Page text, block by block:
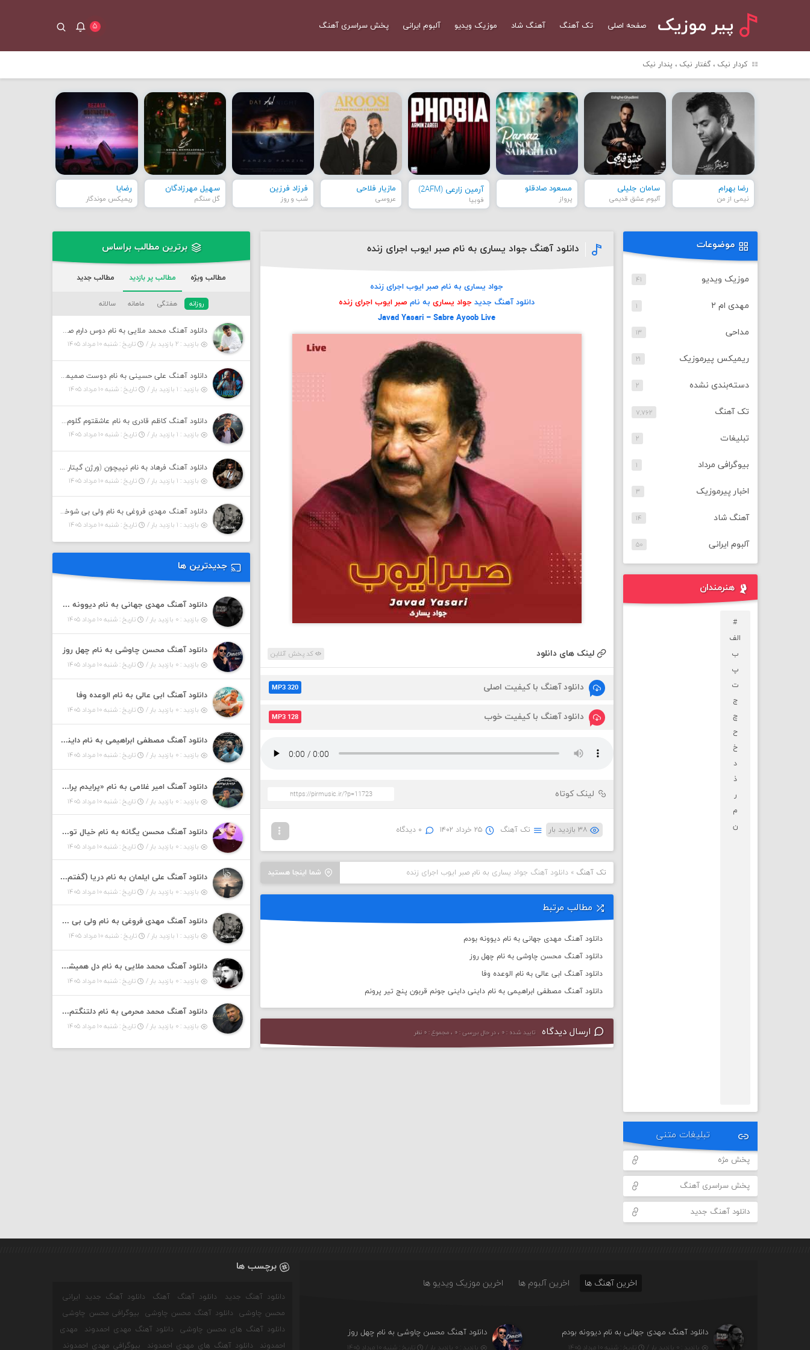
پیر موزیک صفحه اصلی تک آهنگ آهنگ شاد موزیک ویدیو آلبوم ایرانی پخش سراسری آهنگ ۵
کردار نیک ، گفتار نیک ، پندار نیک
رضا بهرام
نیمی از من
سامان جلیلی
آلبوم عشق قدیمی
مسعود صادقلو
پرواز
آرمین زارعی (2AFM)
فوبیا
مازیار فلاحی
عروسی
فرزاد فرزین
شب و روز
سهیل مهرزادگان
گل سنگم
رضایا
ریمیکس موندگار
دانلود آهنگ جواد یساری به نام صبر ایوب اجرای زنده
جواد یساری به نام صبر ایوب اجرای زنده
دانلود آهنگ جدیدجواد یساریبه نام صبر ایوب اجرای زنده
Javad Yasari – Sabre Ayoob Live
لینک های دانلود کد پخش آنلاین
دانلود آهنگ با کیفیت اصلی MP3 320
دانلود آهنگ با کیفیت خوب MP3 128
لینک کوتاه
۳۸ بازدید بار تک آهنگ ۲۵ خرداد ۱۴۰۲ ۰ دیدگاه
شما اینجا هستید تک آهنگ »دانلود آهنگ جواد یساری به نام صبر ایوب اجرای زنده
مطالب مرتبط
دانلود آهنگ مهدی جهانی به نام دیوونه بودم
دانلود آهنگ محسن چاوشی به نام چهل روز
دانلود آهنگ ابی عالی به نام الوعده وفا
دانلود آهنگ مصطفی ابراهیمی به نام داینی داینی جونم قربون پنج تیر پرونم
ارسال دیدگاه تایید شده : ۰ ، در حال بررسی : ۰ ، مجموع : ۰ نظر
موضوعات
موزیک ویدیو ۴۱
مهدی ام ۲ ۱
مداحی ۱۳
ریمیکس پیرموزیک ۲۱
دسته‌بندی نشده ۲
تک آهنگ ۷,۷۶۲
تبلیغات ۲
بیوگرافی مرداد ۱
اخبار پیرموزیک ۳
آهنگ شاد ۱۴
آلبوم ایرانی ۵۰
هنرمندان
#
الف
ب
پ
ت
ج
چ
ح
خ
د
ذ
ر
م
ن
تبلیغات متنی
پخش مژه
پخش سراسری آهنگ
دانلود آهنگ جدید
برترین مطالب براساس
مطالب ویژه مطالب پر بازدید مطالب جدید
روزانه هفتگی ماهانه سالانه
دانلود آهنگ محمد ملایی به نام دوس دارم صدات کنم توهم بگی جونم نیمه پنهونم
بازدید : ۲ بازدید بار /
تاریخ : شنبه ۱۰ مرداد ۱۴۰۵
دانلود آهنگ علی حسینی به نام دوست صمیمی لایو ورژن
بازدید : ۱ بازدید بار /
تاریخ : شنبه ۱۰ مرداد ۱۴۰۵
دانلود آهنگ کاظم قادری به نام عاشقتوم گلوم کفتر کاکلوم
بازدید : ۱ بازدید بار /
تاریخ : شنبه ۱۰ مرداد ۱۴۰۵
دانلود آهنگ فرهاد به نام نپیچون (ورژن گیتار هوش مصنوعی)
بازدید : ۱ بازدید بار /
تاریخ : شنبه ۱۰ مرداد ۱۴۰۵
دانلود آهنگ مهدی فروغی به نام ولی بی شوخی مراقب من باش
بازدید : ۱ بازدید بار /
تاریخ : شنبه ۱۰ مرداد ۱۴۰۵
جدیدترین ها
دانلود آهنگ مهدی جهانی به نام دیوونه بودم
بازدید : ۰ بازدید بار / تاریخ : شنبه ۱۰ مرداد ۱۴۰۵
دانلود آهنگ محسن چاوشی به نام چهل روز
بازدید : ۰ بازدید بار / تاریخ : شنبه ۱۰ مرداد ۱۴۰۵
دانلود آهنگ ابی عالی به نام الوعده وفا
بازدید : ۰ بازدید بار / تاریخ : شنبه ۱۰ مرداد ۱۴۰۵
دانلود آهنگ مصطفی ابراهیمی به نام داینی داینی جونم قربون پنج تیر پرونم
بازدید : ۰ بازدید بار / تاریخ : شنبه ۱۰ مرداد ۱۴۰۵
دانلود آهنگ امیر غلامی به نام «پرایدم پرایدم همش خرابه یار نیو کنارم دیگه پولی نداروم (ریمیکس اینستاگرام)»
بازدید : ۰ بازدید بار / تاریخ : شنبه ۱۰ مرداد ۱۴۰۵
دانلود آهنگ محسن یگانه به نام خیال تو (با خیال تو هنوزم مثل هر روز و همیشه ریمیکس)
بازدید : ۰ بازدید بار / تاریخ : شنبه ۱۰ مرداد ۱۴۰۵
دانلود آهنگ علی ایلمان به نام دریا (گفتم که دریا خرابه نمه بارونه لب شط و نبین)
بازدید : ۰ بازدید بار / تاریخ : شنبه ۱۰ مرداد ۱۴۰۵
دانلود آهنگ مهدی فروغی به نام ولی بی شوخی مراقب من باش
بازدید : ۱ بازدید بار / تاریخ : شنبه ۱۰ مرداد ۱۴۰۵
دانلود آهنگ محمد ملایی به نام دل همیشه تنگته ممد کله ونگته
بازدید : ۰ بازدید بار / تاریخ : شنبه ۱۰ مرداد ۱۴۰۵
دانلود آهنگ محمد محرمی به نام دلتنگتم خیلی لیلی لیلی لیلی تو که نباشی پیش من به زندگی میلی
بازدید : ۰ بازدید بار / تاریخ : شنبه ۱۰ مرداد ۱۴۰۵
اخرین آهنگ ها اخرین آلبوم ها اخرین موزیک ویدیو ها
دانلود آهنگ مهدی جهانی به نام دیوونه بودم
بازدید : ۰ بازدید بار / تاریخ : شنبه ۱۰ مرداد ۱۴۰۵
دانلود آهنگ محسن چاوشی به نام چهل روز
بازدید : ۰ بازدید بار / تاریخ : شنبه ۱۰ مرداد ۱۴۰۵
برچسب ها
دانلود آهنگ جدید دانلود آهنگ آهنگ
دانلود آهنگ جدید ایرانی
محسن چاوشی
دانلود آهنگ محسن چاوشی
بیوگرافی محسن چاوشی
دانلود آهنگ های محسن چاوشی
دانلود آهنگ مهدی احمدوند
مهدی
احمدوند
دانلود آهنگ های مهدی احمدوند بیوگرافی مهدی احمدوند